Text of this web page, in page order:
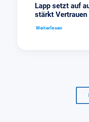
Lapp setzt auf
stärkt
Weiterlesen